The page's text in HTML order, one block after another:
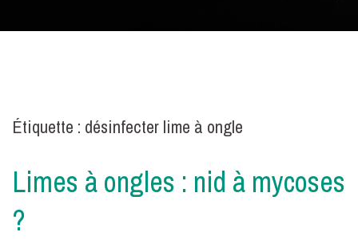
Étiquette : désinfecter lime à ongle
Limes à ongles : nid à mycoses
?